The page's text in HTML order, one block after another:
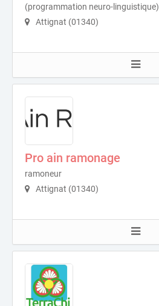
(programmation neuro-linguistique)
Attignat (01340)
Pro ain ramonage
ramoneur
Attignat (01340)